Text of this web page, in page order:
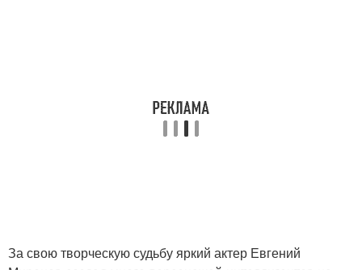
За свою творческую судьбу яркий актер Евгений